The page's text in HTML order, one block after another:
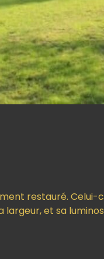
restauré. Celui-
largeur, et sa